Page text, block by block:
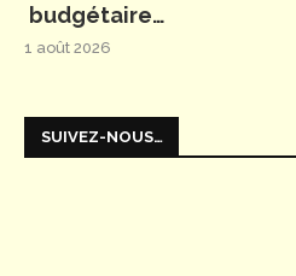
budgétaire…
1 août 2026
SUIVEZ-NOUS…